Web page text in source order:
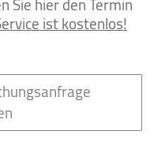
ist kostenlos!